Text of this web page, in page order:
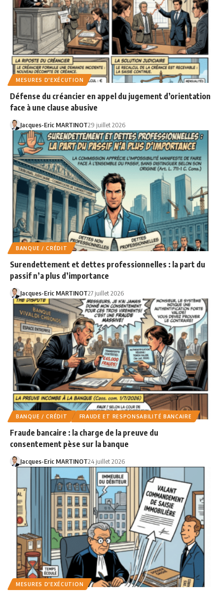
MESURES D'EXÉCUTION
Défense du créancier en appel du jugement d’orientation
face à une clause abusive
Jacques-Eric MARTINOT29 juillet 2026
BANQUE / CRÉDIT
Surendettement et dettes professionnelles : la part du
passif n’a plus d’importance
Jacques-Eric MARTINOT27 juillet 2026
BANQUE / CRÉDIT FRAUDE ET RESPONSABILITÉ BANCAIRE
Fraude bancaire : la charge de la preuve du
consentement pèse sur la banque
Jacques-Eric MARTINOT24 juillet 2026
MESURES D'EXÉCUTION